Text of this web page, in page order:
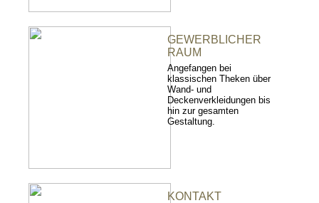
GEWERBLICHER
RAUM
Angefangen bei
klassischen Theken über
Wand- und
Deckenverkleidungen bis
hin zur gesamten
Gestaltung.
KONTAKT